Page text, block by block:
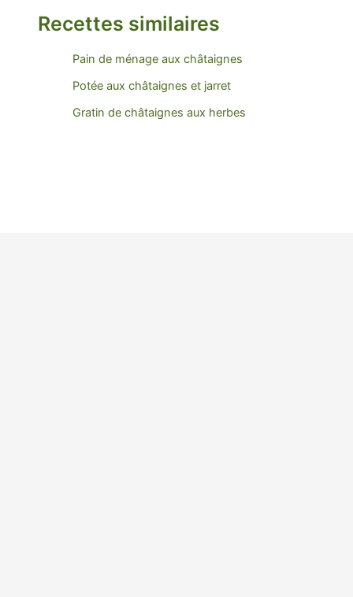
Recettes similaires
Pain de ménage aux châtaignes
Potée aux châtaignes et jarret
Gratin de châtaignes aux herbes